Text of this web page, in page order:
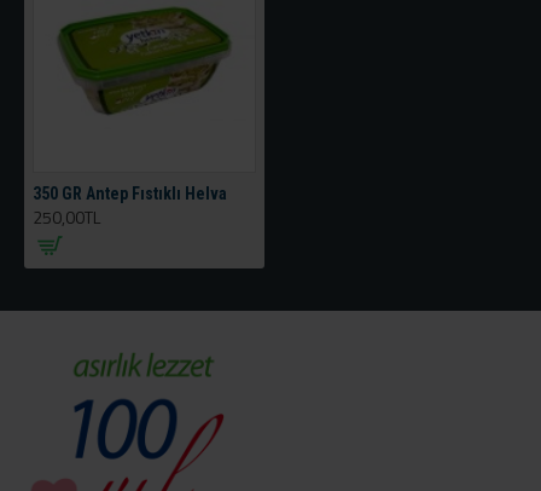
350 GR Antep Fıstıklı Helva
250,00TL